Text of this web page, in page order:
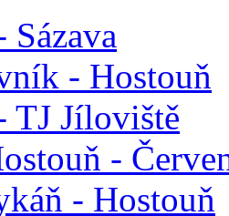
Sázava
- Hostouň
TJ Jíloviště
-
- Hostouň